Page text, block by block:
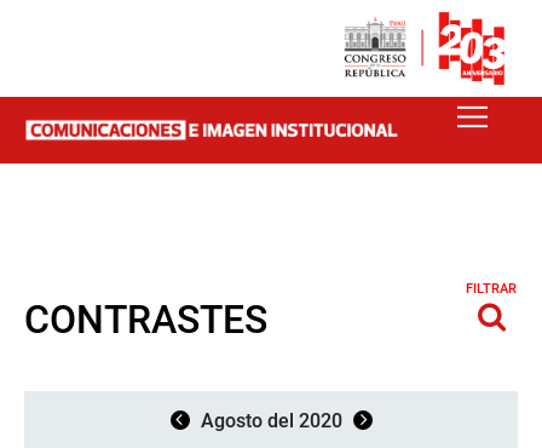
CONTRASTES
FILTRAR
Agosto del 2020